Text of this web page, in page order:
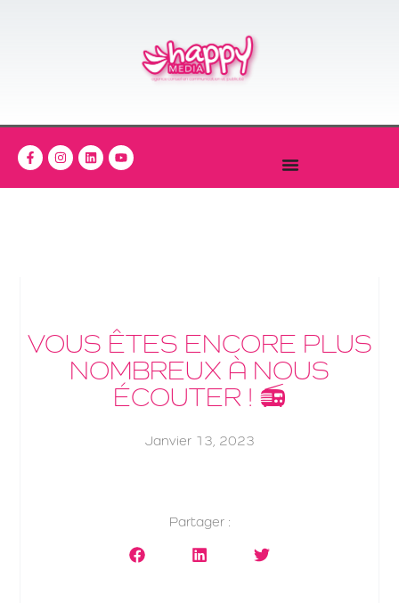
VOUS ÊTES ENCORE PLUS
NOMBREUX À NOUS
ÉCOUTER ! 📻
Janvier 13, 2023
Partager :